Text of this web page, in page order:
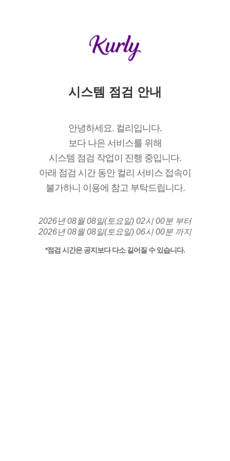
시스템 점검 안내
안녕하세요. 컬리입니다.
보다 나은 서비스를 위해
시스템 점검 작업이 진행 중입니다.
아래 점검 시간 동안 컬리 서비스 접속이
불가하니 이용에 참고 부탁드립니다.
2026년 08월 08일(토요일) 02시 00분 부터
2026년 08월 08일(토요일) 06시 00분 까지
*점검 시간은 공지보다 다소 길어질 수 있습니다.